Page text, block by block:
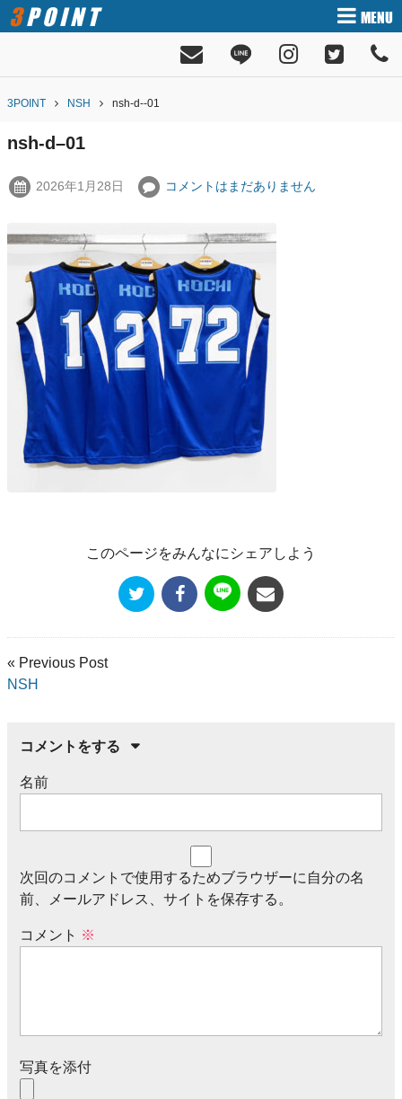
3POINT MENU
3POINT NSH nsh-d--01
nsh-d–01
2026年1月28日 コメントはまだありません
このページをみんなにシェアしよう
« Previous Post
NSH
コメントをする
名前
次回のコメントで使用するためブラウザーに自分の名
前、メールアドレス、サイトを保存する。
コメント ※
写真を添付